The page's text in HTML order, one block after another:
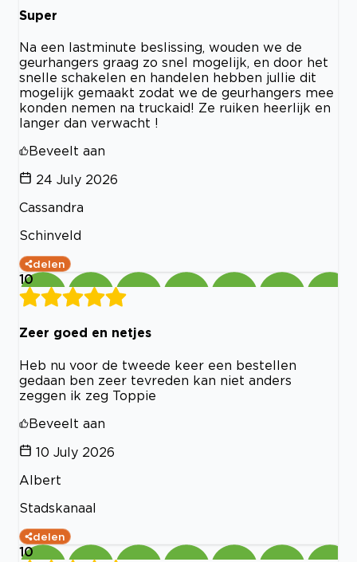
Super
Na een lastminute beslissing, wouden we de
geurhangers graag zo snel mogelijk, en door het
snelle schakelen en handelen hebben jullie dit
mogelijk gemaakt zodat we de geurhangers mee
konden nemen na truckaid! Ze ruiken heerlijk en
langer dan verwacht !
Beveelt aan
24 July 2026
Cassandra
Schinveld
delen
10
Zeer goed en netjes
Heb nu voor de tweede keer een bestellen
gedaan ben zeer tevreden kan niet anders
zeggen ik zeg Toppie
Beveelt aan
10 July 2026
Albert
Stadskanaal
delen
10